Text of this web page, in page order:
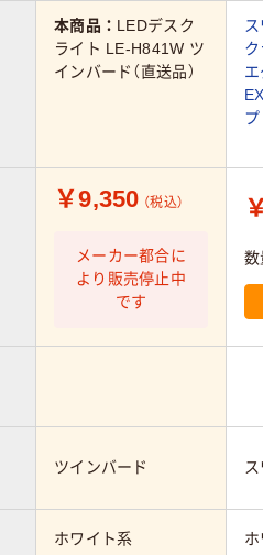
本商品： LEDデスク
ライト LE-H841W ツ
インバード（直送品）
エ
￥9,350 （税込）
メーカー都合に
より販売停止中
です
数
ツインバード
ホワイト系